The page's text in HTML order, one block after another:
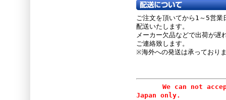
ご注文を頂いてから1～5営業
配送いたします。
メーカー欠品などで出荷が遅
ご連絡致します。
※海外への発送は承っており
We can not accept
Japan only.